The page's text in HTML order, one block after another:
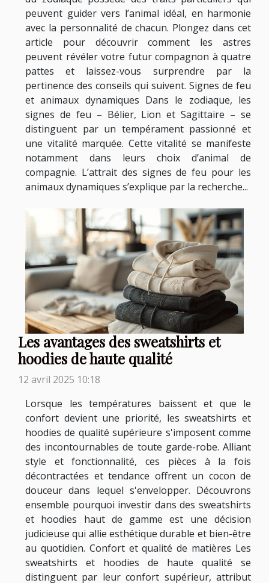
peuvent guider vers l’animal idéal, en harmonie
avec la personnalité de chacun. Plongez dans cet
article pour découvrir comment les astres
peuvent révéler votre futur compagnon à quatre
pattes et laissez-vous surprendre par la
pertinence des conseils qui suivent. Signes de feu
et animaux dynamiques Dans le zodiaque, les
signes de feu – Bélier, Lion et Sagittaire – se
distinguent par un tempérament passionné et
une vitalité marquée. Cette vitalité se manifeste
notamment dans leurs choix d’animal de
compagnie. L’attrait des signes de feu pour les
animaux dynamiques s’explique par la recherche...
Les avantages des sweatshirts et
hoodies de haute qualité
12 avril 2025 10:18
Lorsque les températures baissent et que le
confort devient une priorité, les sweatshirts et
hoodies de qualité supérieure s'imposent comme
des incontournables de toute garde-robe. Alliant
style et fonctionnalité, ces pièces à la fois
décontractées et tendance offrent un cocon de
douceur dans lequel s'envelopper. Découvrons
ensemble pourquoi investir dans des sweatshirts
et hoodies haut de gamme est une décision
judicieuse qui allie esthétique durable et bien-être
au quotidien. Confort et qualité de matières Les
sweatshirts et hoodies de haute qualité se
distinguent par leur confort supérieur, attribut